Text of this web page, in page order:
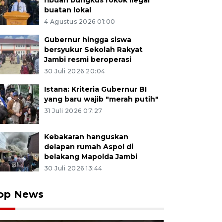
buatan lokal
4 Agustus 2026 01:00
Gubernur hingga siswa
bersyukur Sekolah Rakyat
Jambi resmi beroperasi
30 Juli 2026 20:04
Istana: Kriteria Gubernur BI
yang baru wajib "merah putih"
31 Juli 2026 07:27
Kebakaran hanguskan
delapan rumah Aspol di
belakang Mapolda Jambi
30 Juli 2026 13:44
News